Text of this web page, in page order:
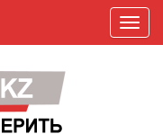
П
о